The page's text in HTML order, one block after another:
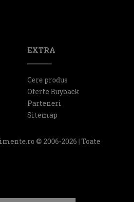
EXTRA
Cere produs
Oferte Buyback
Parteneri
Sitemap
© 2006-2026 | Toate